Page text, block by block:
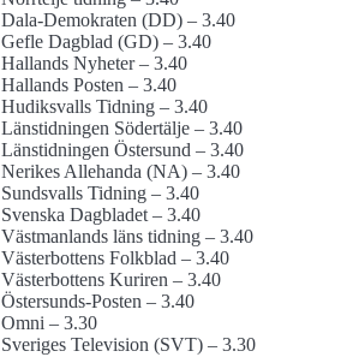
Dala-Demokraten (DD) – 3.40
Gefle Dagblad (GD) – 3.40
Hallands Nyheter – 3.40
Hallands Posten – 3.40
Hudiksvalls Tidning – 3.40
Länstidningen Södertälje – 3.40
Länstidningen Östersund – 3.40
Nerikes Allehanda (NA) – 3.40
Sundsvalls Tidning – 3.40
Svenska Dagbladet – 3.40
Västmanlands läns tidning – 3.40
Västerbottens Folkblad – 3.40
Västerbottens Kuriren – 3.40
Östersunds-Posten – 3.40
Omni – 3.30
Sveriges Television (SVT) – 3.30